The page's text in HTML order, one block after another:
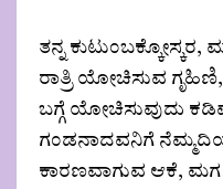
ತನ್ನ ಕುಟುಂಬಕ್ಕೋಸ್ಕರ,
ರಾತ್ರಿ ಯೋಚಿಸುವ ಗೃಹಿಣಿ,
ಬಗ್ಗೆ ಯೋಚಿಸುವುದು
ಗಂಡನಾದವನಿಗೆ
ಕಾರಣವಾಗುವ ಆಕೆ, ಮಗ